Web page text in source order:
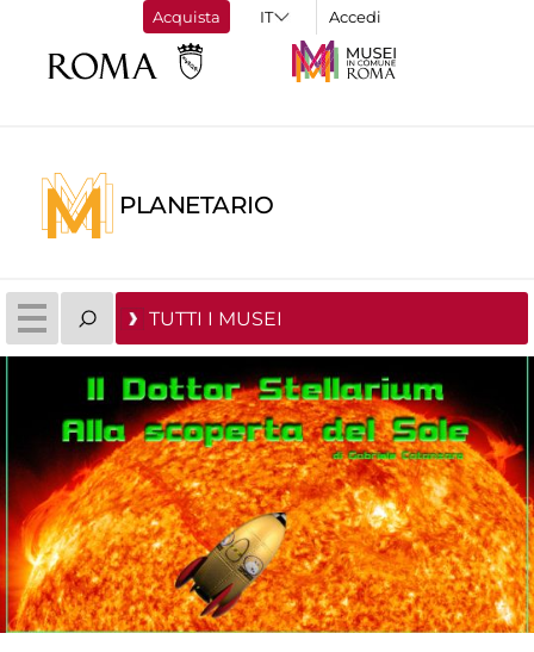
Acquista Accedi
PLANETARIO
TUTTI I MUSEI